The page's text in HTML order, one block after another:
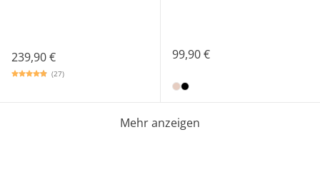
239,90 €
(27)
99,90 €
Mehr anzeigen